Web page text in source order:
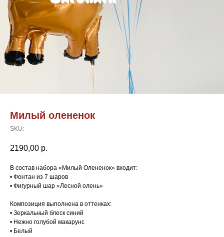
Милый олененок
SKU:
2190,00 р.
В состав набора «Милый Олененок» входит:
• Фонтан из 7 шаров
• Фигурный шар «Лесной олень»
Композиция выполнена в оттенках:
• Зеркальный блеск синий
• Нежно голубой макарунс
• Белый